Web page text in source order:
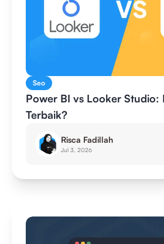
Seo
Power BI vs Looker Studio:
Terbaik?
Risca Fadillah
Jul 3, 2026